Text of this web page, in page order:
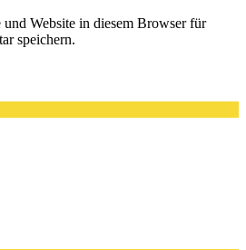
Website in diesem Browser für
speichern.